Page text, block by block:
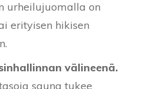
urheilujuomalla on
erityisen hikisen
välineenä.
sauna tukee